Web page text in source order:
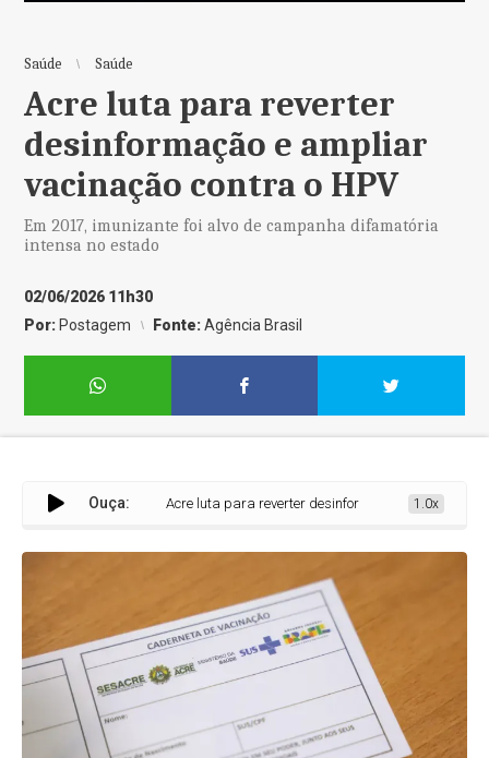
Saúde Saúde
Acre luta para reverter
desinformação e ampliar
vacinação contra o HPV
Em 2017, imunizante foi alvo de campanha difamatória
intensa no estado
02/06/2026 11h30
Por: Postagem Fonte:Agência Brasil
Ouça:Acre luta para reverter desinformação e ampliar vacinação
1.0x